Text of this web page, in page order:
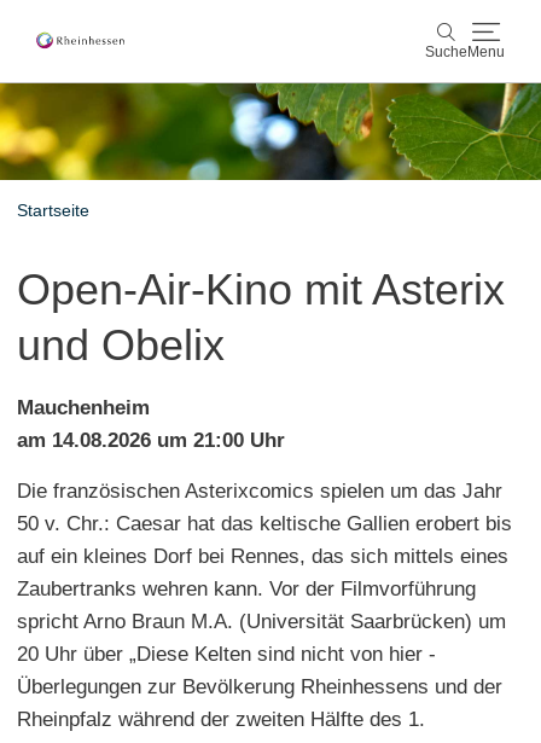
Suche Menu
Suche
Wein & Genuss
Veranstaltungen
Shop Rheinhessen-Blog
Startseite
Open-Air-Kino mit Asterix
und Obelix
Mauchenheim
am 14.08.2026 um 21:00 Uhr
Die französischen Asterixcomics spielen um das Jahr
50 v. Chr.: Caesar hat das keltische Gallien erobert bis
auf ein kleines Dorf bei Rennes, das sich mittels eines
Zaubertranks wehren kann. Vor der Filmvorführung
spricht Arno Braun M.A. (Universität Saarbrücken) um
20 Uhr über „Diese Kelten sind nicht von hier -
Überlegungen zur Bevölkerung Rheinhessens und der
Rheinpfalz während der zweiten Hälfte des 1.